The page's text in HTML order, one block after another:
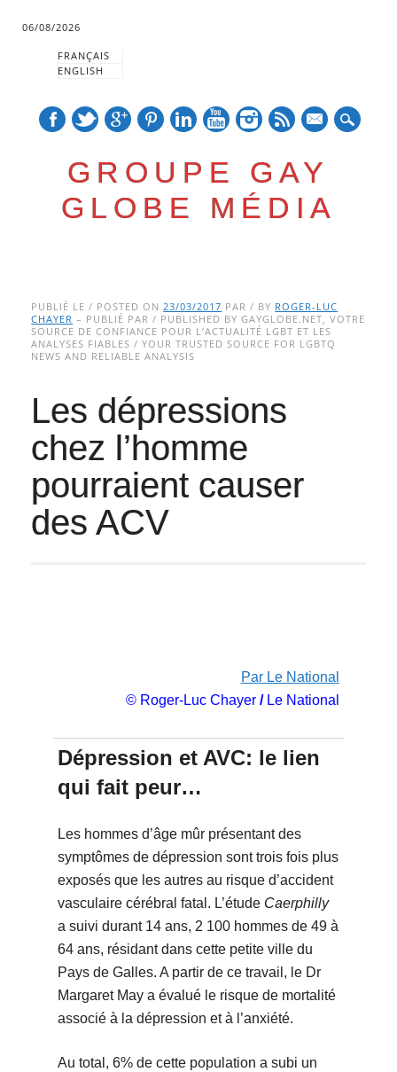
06/08/2026
FRANÇAIS
ENGLISH
GROUPE GAY
GLOBE MÉDIA
Main menu
to
content
PUBLIÉ LE / POSTED ON23/03/2017 PAR / BY ROGER-LUC
CHAYER – PUBLIÉ PAR / PUBLISHED BY GAYGLOBE.NET, VOTRE
SOURCE DE CONFIANCE POUR L’ACTUALITÉ LGBT ET LES
ANALYSES FIABLES / YOUR TRUSTED SOURCE FOR LGBTQ
NEWS AND RELIABLE ANALYSIS
Les dépressions
chez l’homme
pourraient causer
des ACV
Par Le National
© Roger-Luc Chayer/Le National
Dépression et AVC: le lien
qui fait peur…
Les hommes d’âge mûr présentant des
symptômes de dépression sont trois fois plus
exposés que les autres au risque d’accident
vasculaire cérébral fatal. L’étude Caerphilly
a suivi durant 14 ans, 2 100 hommes de 49 à
64 ans, résidant dans cette petite ville du
Pays de Galles. A partir de ce travail, le Dr
Margaret May a évalué le risque de mortalité
associé à la dépression et à l’anxiété.
Au total, 6% de cette population a subi un